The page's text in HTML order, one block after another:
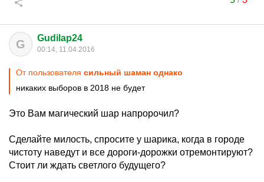
G Gudilap24
00:14, 11.04.2016
От пользователя сильный шаман однако
никаких выборов в 2018 не будет
Это Вам магический шар напророчил?
Сделайте милость, спросите у шарика, когда в городе
чистоту наведут и все дороги-дорожки отремонтируют?
Стоит ли ждать светлого будущего?